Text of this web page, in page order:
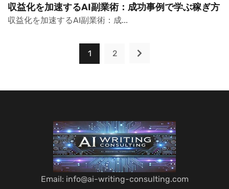
収益化を加速するAI副業術：成功事例で学ぶ稼ぎ方
収益化を加速するAI副業術：成...
1 2
Email: info@ai-writing-consulting.com